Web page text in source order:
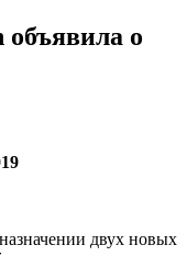
объявила о